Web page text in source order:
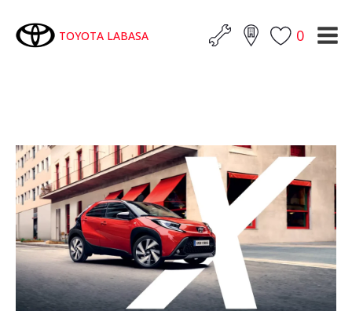
TOYOTA LABASA 0